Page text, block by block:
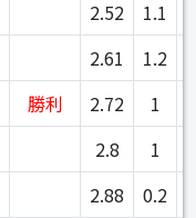
2.52 1.1
2.61 1.2
勝利 2.72 1
2.8 1
2.88 0.2